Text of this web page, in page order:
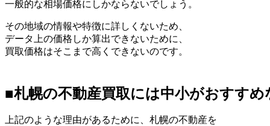
一般的な相場価格にしかならないでしょう。
その地域の情報や特徴に詳しくないため、
データ上の価格しか算出できないために、
買取価格はそこまで高くできないのです。
■札幌の不動産買取には中小がおすすめ
上記のような理由があるために、札幌の不動産を